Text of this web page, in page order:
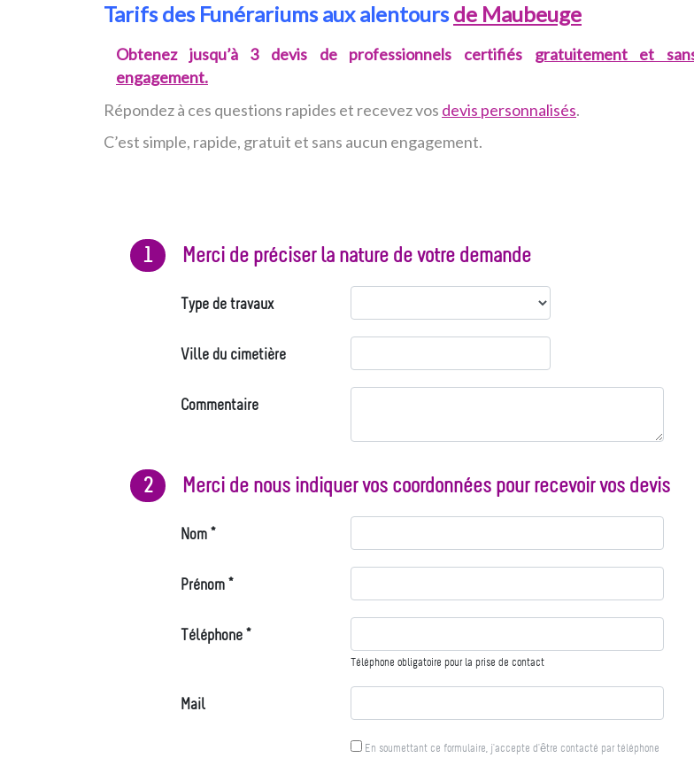
Tarifs des Funérariums aux alentoursde Maubeuge
Obtenez jusqu’à 3 devis de professionnels certifiés gratuitement et
engagement.
Répondez à ces questions rapides et recevezvos devis personnalisés.
C’est simple, rapide, gratuit et sans aucun engagement.